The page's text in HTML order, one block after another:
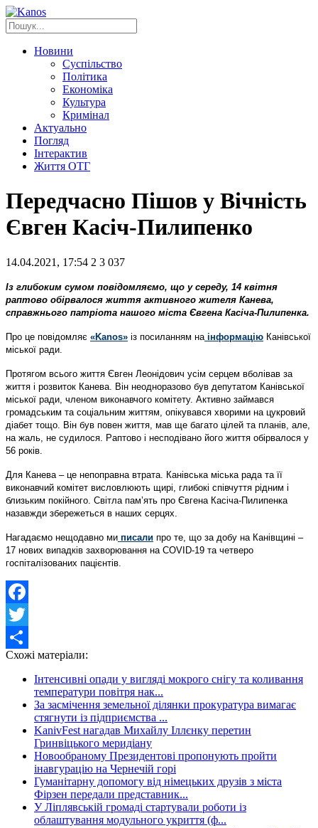
Новини
Суспільство
Політика
Економіка
Культура
Кримінал
Актуально
Погляд
Інтерактив
Життя ОТГ
Передчасно Пішов у Вічність
Євген Касіч-Пилипенко
14.04.2021, 17:54 2 3 037
Із глибоким сумом повідомляємо, що у середу, 14 квітня
раптово обірвалося життя активного жителя Канева,
справжнього патріота нашого міста Євгена Касіча-Пилипенка.
Про це повідомляє «Kanos» із посиланням на інформацію Канівської
міської ради.
Протягом всього життя Євген Леонідович усім серцем вболівав за
життя і розвиток Канева. Він неодноразово був депутатом Канівської
міської ради, членом виконавчого комітету. Активно займався
громадським та соціальним життям, опікувався хворими на цукровий
діабет тощо. Він був повен життя, мав ще багато цілей та планів, але,
на жаль, не судилося. Раптово і несподівано його життя обірвалося у
56 років.
Для Канева – це непоправна втрата. Канівська міська рада та її
виконавчий комітет висловлюють щирі, глибокі співчуття рідним і
близьким покійного. Світла пам’ять про Євгена Касіча-Пилипенка
назавжди збережеться в наших серцях.
Нагадаємо нещодавно ми писали про те, що за добу на Канівщині –
17 нових випадків захворювання на COVID-19 та четверо
госпіталізованих пацієнтів.
Facebook
Twitter
Share
Схожі матеріали:
Інтенсивні опади у вигляді мокрого снігу та коливання
температури повітря нак...
За засмічення земельної ділянки прокуратура вимагає
стягнути із підприємства ...
KanivFest нагадав Михайлу Іллєнку перетин
Гринвіцького меридіану
Новообраному Президентові пропонують пройти
інавгурацію на Чернечій горі
Гуманітарну допомогу від німецьких друзів з міста
Фірзен передали представник...
У Ліплявській громаді стартували роботи із
облаштування модульного укриття (ф...